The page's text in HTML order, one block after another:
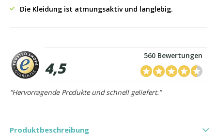
Die Kleidung ist atmungsaktiv und langlebig.
4,5
560 Bewertungen
“Hervorragende Produkte und schnell geliefert.”
Produktbeschreibung